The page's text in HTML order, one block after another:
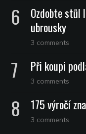
Ozdobte stůl
ubrousky
3 comments
Při koupi
3 comments
175 výročí
3 comments